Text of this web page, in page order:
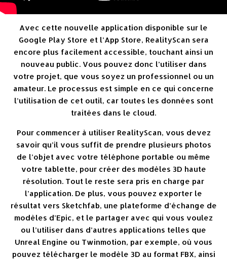
Avec cette nouvelle application disponible sur le
Google Play Store et l’App Store, RealityScan sera
encore plus facilement accessible, touchant ainsi un
nouveau public. Vous pouvez donc l’utiliser dans
votre projet, que vous soyez un professionnel ou un
amateur. Le processus est simple en ce qui concerne
l’utilisation de cet outil, car toutes les données sont
traitées dans le cloud.
Pour commencer à utiliser RealityScan, vous devez
savoir qu’il vous suffit de prendre plusieurs photos
de l’objet avec votre téléphone portable ou même
votre tablette, pour créer des modèles 3D haute
résolution. Tout le reste sera pris en charge par
l’application. De plus, vous pouvez exporter le
résultat vers Sketchfab, une plateforme d’échange de
modèles d’Epic, et le partager avec qui vous voulez
ou l’utiliser dans d’autres applications telles que
Unreal Engine ou Twinmotion, par exemple, où vous
pouvez télécharger le modèle 3D au format FBX, ainsi